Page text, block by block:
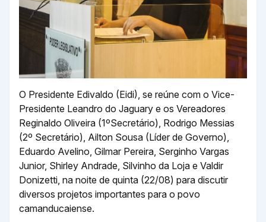
O Presidente Edivaldo (Eidi), se reúne com o Vice-
Presidente Leandro do Jaguary e os Vereadores
Reginaldo Oliveira (1ºSecretário), Rodrigo Messias
(2º Secretário), Ailton Sousa (Líder de Governo),
Eduardo Avelino, Gilmar Pereira, Serginho Vargas
Junior, Shirley Andrade, Silvinho da Loja e Valdir
Donizetti, na noite de quinta (22/08) para discutir
diversos projetos importantes para o povo
camanducaiense.